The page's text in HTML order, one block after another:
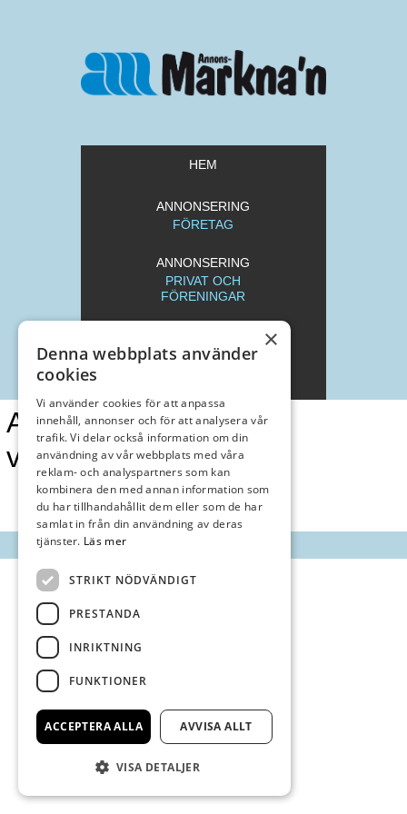
HEM
ANNONSERING
FÖRETAG
ANNONSERING
PRIVAT OCH
FÖRENINGAR
AnnonsMarknan
vecka 42
×
Denna webbplats använder
cookies
Vi använder cookies för att anpassa
innehåll, annonser och för att analysera vår
trafik. Vi delar också information om din
användning av vår webbplats med våra
reklam- och analyspartners som kan
kombinera den med annan information som
du har tillhandahållit dem eller som de har
samlat in från din användning av deras
tjänster. Läs mer
STRIKT NÖDVÄNDIGT
PRESTANDA
INRIKTNING
FUNKTIONER
ACCEPTERA ALLA AVVISA ALLT
VISA DETALJER